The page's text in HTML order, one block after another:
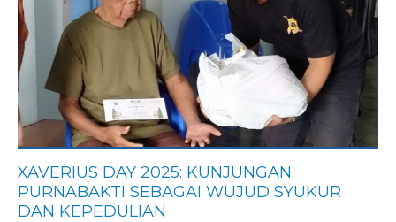
XAVERIUS DAY 2025: KUNJUNGAN
PURNABAKTI SEBAGAI WUJUD SYUKUR
DAN KEPEDULIAN